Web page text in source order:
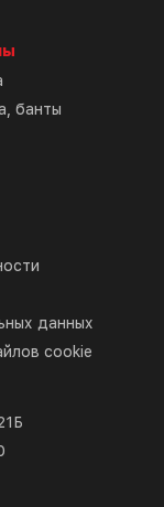
банты
данных
cookie